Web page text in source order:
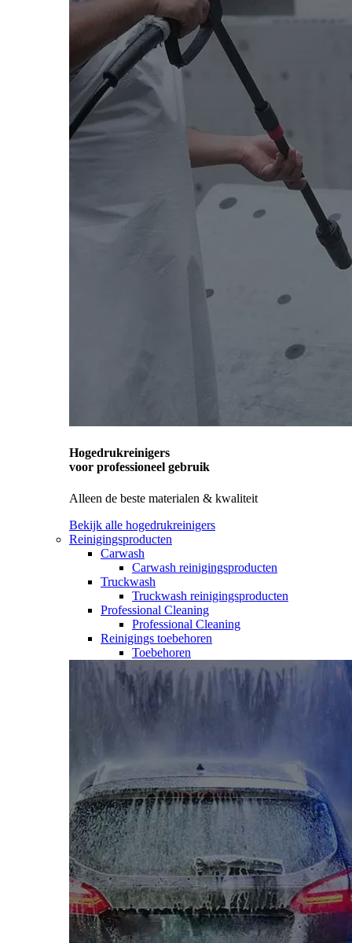
Hogedrukreinigers
voor professioneel gebruik
Alleen de beste materialen & kwaliteit
Bekijk alle hogedrukreinigers
Reinigingsproducten
Carwash
Carwash reinigingsproducten
Truckwash
Truckwash reinigingsproducten
Professional Cleaning
Professional Cleaning
Reinigings toebehoren
Toebehoren